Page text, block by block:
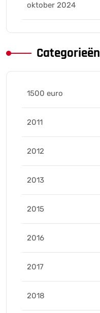
oktober 2024
Categorieën
1500 euro
2011
2012
2013
2015
2016
2017
2018